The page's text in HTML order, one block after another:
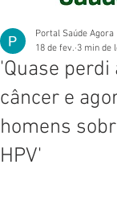
'Quase
câncer e
homens
HPV'
Portal Saúde Agora
18 de fev. 3 min de